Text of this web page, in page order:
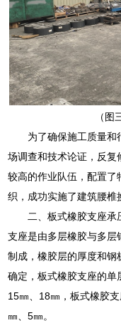
（
为了确保施工质量
场调查和技术论证，反
较高的作业队伍，配置了
织，成功实施了建筑腰椎
二、板式橡胶支座承
支座是由多层橡胶与多
制成，橡胶层的厚度和钢
确定，板式橡胶支座的单
15㎜、18㎜，板式橡胶
㎜、5㎜。